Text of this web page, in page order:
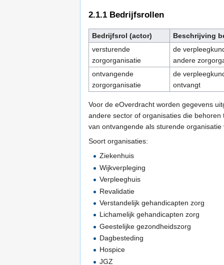
2.1.1 Bedrijfsrollen
Bedrijfsrol (actor)
Beschrijving
versturende
zorgorganisatie
de
andere
ontvangende
zorgorganisatie
de
ontvangt
Voor de eOverdracht worden gegevens
andere sector of organisaties die
van ontvangende als sturende organisatie
Soort organisaties:
Ziekenhuis
Wijkverpleging
Verpleeghuis
Revalidatie
Verstandelijk gehandicapten zorg
Lichamelijk gehandicapten zorg
Geestelijke gezondheidszorg
Dagbesteding
Hospice
JGZ